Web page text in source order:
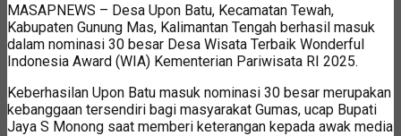
MASAPNEWS – Desa Upon Batu, Kecamatan Tewah,
Kabupaten Gunung Mas, Kalimantan Tengah berhasil masuk
dalam nominasi 30 besar Desa Wisata Terbaik Wonderful
Indonesia Award (WIA) Kementerian Pariwisata RI 2025.
Keberhasilan Upon Batu masuk nominasi 30 besar merupakan
kebanggaan tersendiri bagi masyarakat Gumas, ucap Bupati
Jaya S Monong saat memberi keterangan kepada awak media